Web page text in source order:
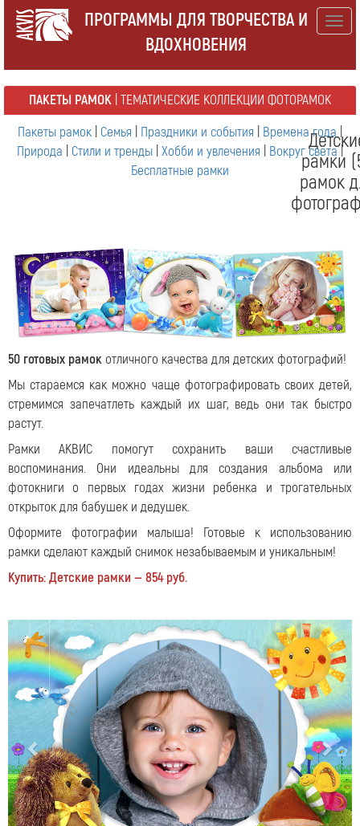
ПРОГРАММЫ ДЛЯ ТВОРЧЕСТВА И
ВДОХНОВЕНИЯ
ПАКЕТЫ РАМОК | ТЕМАТИЧЕСКИЕ КОЛЛЕКЦИИ ФОТОРАМОК
Пакеты рамок Семья Праздники и события Времена года
Природа
Стили и тренды Хобби и увлечения Вокруг света|
Бесплатные рамки
рамки
рамок
50 готовых рамок отличного качества для детских фотографий!
Мы стараемся как можно чаще фотографировать своих детей,
стремимся запечатлеть каждый их шаг, ведь они так быстро
растут.
Рамки АКВИС помогут сохранить ваши счастливые
воспоминания. Они идеальны для создания альбома или
фотокниги о первых годах жизни ребенка и трогательных
открыток для бабушек и дедушек.
Оформите фотографии малыша! Готовые к использованию
рамки сделают каждый снимок незабываемым и уникальным!
Купить: Детские рамки — 854 руб.